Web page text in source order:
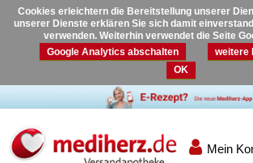
Cookies erleichtern die Bereitstellung unserer
unserer Dienste erklären Sie sich damit
verwenden. Weiterhin verwendet die Seite
Google Analytics abschalten
weitere
OK
Mein